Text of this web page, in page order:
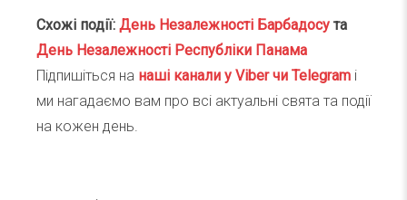
Схожі події: День Незалежності Барбадосу та
День Незалежності Республіки Панама
Підпишіться на наші канали у Viber чи Telegram і
ми нагадаємо вам про всі актуальні свята та події
на кожен день.